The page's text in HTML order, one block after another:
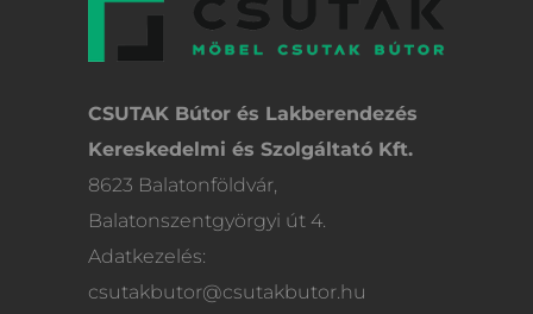
CSUTAK Bútor és Lakberendezés
Kereskedelmi és Szolgáltató Kft.
8623 Balatonföldvár,
Balatonszentgyörgyi út 4.
Adatkezelés:
csutakbutor@csutakbutor.hu